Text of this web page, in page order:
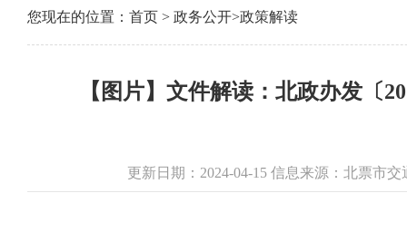
您现在的位置： 首页 > 政务公开>政策解读
【图片】文件解读：北政办发〔
更新日期：2024-04-15 信息来源：北票市